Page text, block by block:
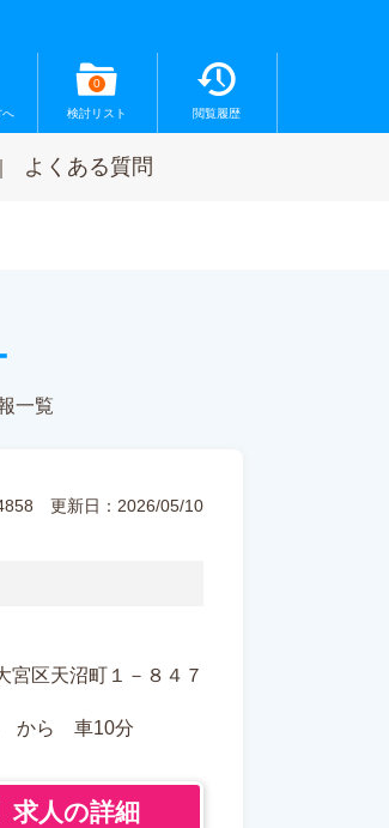
へ
0
検討リスト 閲覧履歴
よくある質問
一覧
更新日：2026/05/10
宮区天沼町１－８４７
から 車10分
求人の詳細